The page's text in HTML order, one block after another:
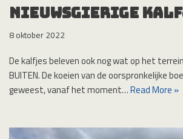
Nieuwsgierige
8 oktober 2022
De kalfjes beleven ook nog wat op het
BUITEN. De koeien van de oorspronkelijke
geweest, vanaf het moment…Read More »